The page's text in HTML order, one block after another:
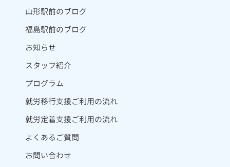
山形駅前のブログ
福島駅前のブログ
お知らせ
スタッフ紹介
プログラム
就労移行支援ご利用の流れ
就労定着支援ご利用の流れ
よくあるご質問
お問い合わせ